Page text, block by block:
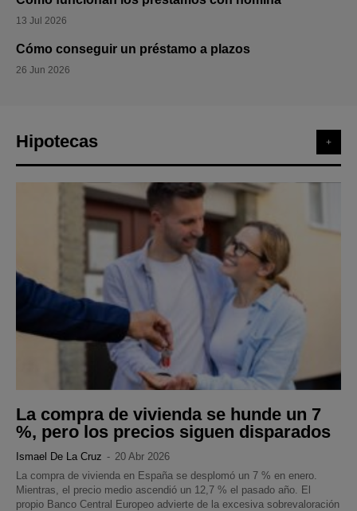
13 Jul 2026
Cómo conseguir un préstamo a plazos
26 Jun 2026
Hipotecas +
La compra de vivienda se hunde un 7
%, pero los precios siguen disparados
Ismael De La Cruz - 20 Abr 2026
La compra de vivienda en España se desplomó un 7 % en enero.
Mientras, el precio medio ascendió un 12,7 % el pasado año. El
propio Banco Central Europeo advierte de la excesiva sobrevaloración